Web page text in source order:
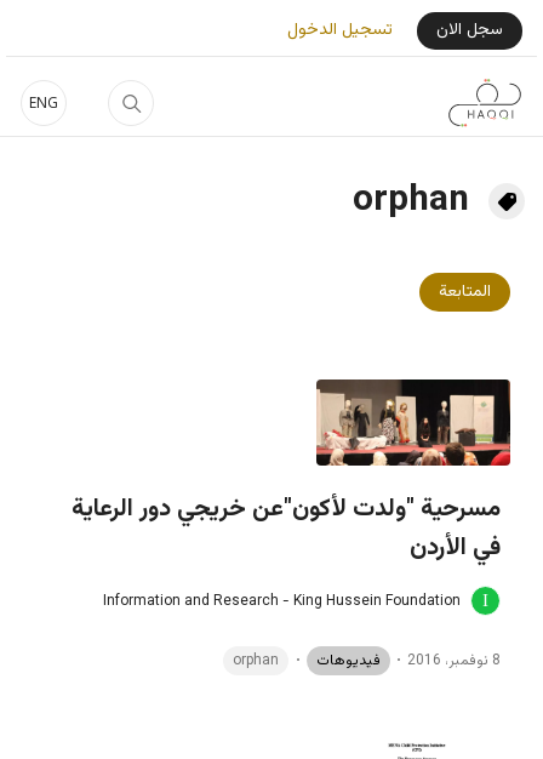
تجاوز إلى المحتوى الرئيسي
ENG
User Login Menu
سجل الان تسجيل الدخول
orphan
المتابعة
مسرحية "ولدت لأكون"عن خريجي دور الرعاية
في الأردن
Information and Research - King Hussein Foundation
8 نوفمبر، 2016 فيديوهات orphan